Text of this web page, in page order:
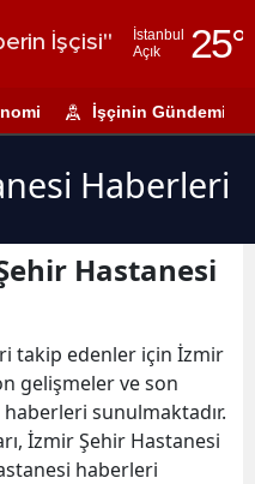
İşçisi"
İstanbul
Açık
25°
Adıyaman
Amasya
Antalya
Artvin
İşçinin Gündemi
Haberleri
Hastanesi
takip edenler için İzmir
gelişmeler ve son
sunulmaktadır.
İzmir Şehir Hastanesi
haberleri